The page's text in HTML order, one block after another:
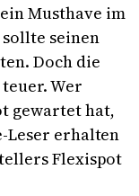
Musthave im
seinen
Doch die
Wer
gewartet hat,
Leser erhalten
Flexispot